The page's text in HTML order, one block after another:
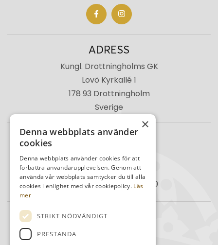
ADRESS
Kungl. Drottningholms GK
Lovö Kyrkallé 1
178 93 Drottningholm
Sverige
TELEFON
Kansli 08-759 03 11
Reception08-759 00 85
Restaurang08-759 07 50
MAIL
×
Denna webbplats använder
cookies
Denna webbplats använder cookies för att
förbättra användarupplevelsen. Genom att
använda vår webbplats samtycker du till alla
cookies i enlighet med vår cookiepolicy. Läs
mer
STRIKT NÖDVÄNDIGT
PRESTANDA